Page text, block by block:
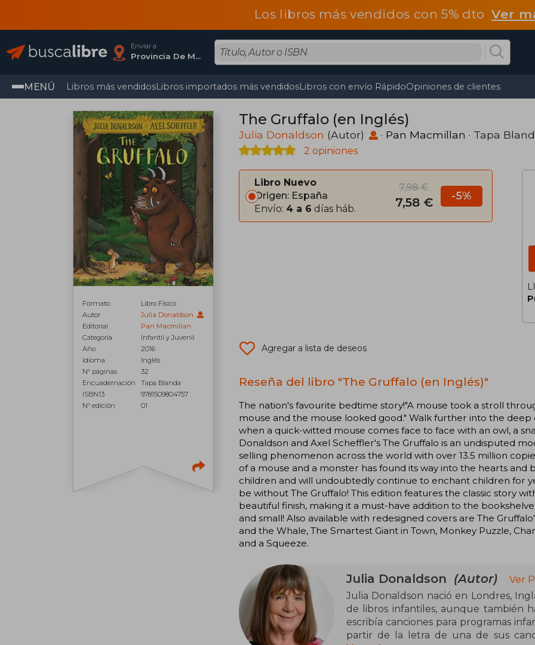
Los libros más vendidos con 5% dtoVer
Enviar a
Provincia De Madrid
MENÚ Libros más vendidosLibros importados más vendidosLibros con envío RápidoOpiniones de clientes
Formato
Libro Físico
Autor
Julia Donaldson
Editorial
Pan Macmillan
Categoría
Infantil y Juvenil
Año
2016
Idioma
Inglés
N° páginas
32
Encuadernación
Tapa Blanda
ISBN13
9781509804757
N° edición
01
The Gruffalo (en Inglés)
Julia Donaldson (Autor) · Pan Macmillan · Tapa
2 opiniones
Libro Nuevo
Origen: España
Envío: 4 a 6 días háb.
7,98 €
7,58 € -5%
Agregar a lista de deseos
Reseña del libro "The Gruffalo (en Inglés)"
The nation's favourite bedtime story!"A mouse took a stroll
mouse and the mouse looked good." Walk further into the
when a quick-witted mouse comes face to face with an owl, a
Donaldson and Axel Scheffler's The Gruffalo is an undisputed
selling phenomenon across the world with over 13.5 million
of a mouse and a monster has found its way into the hearts
children and will undoubtedly continue to enchant children for
be without The Gruffalo! This edition features the classic story
beautiful finish, making it a must-have addition to the
and small! Also available with redesigned covers are The
and the Whale, The Smartest Giant in Town, Monkey Puzzle,
and a Squeeze.
Julia Donaldson (Autor)
Ver
Julia Donaldson nació en Londres,
de libros infantiles, aunque también
escribía canciones para programas
partir de la letra de una de sus